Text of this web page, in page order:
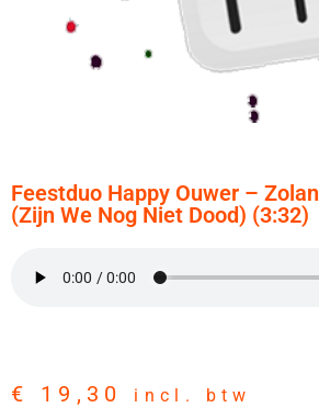
Feestduo Happy Ouwer –
(zijn We Nog Niet Dood) (3:32)
€ 19,30 incl. btw